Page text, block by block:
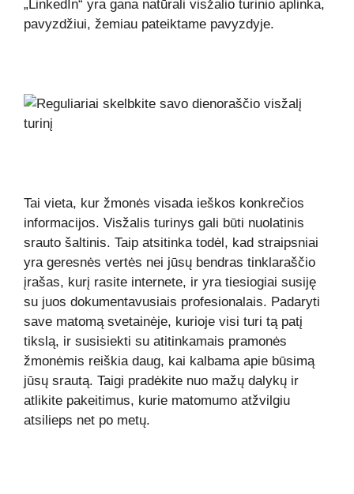
„LinkedIn“ yra gana natūrali visžalio turinio aplinka,
pavyzdžiui, žemiau pateiktame pavyzdyje.
Tai vieta, kur žmonės visada ieškos konkrečios
informacijos. Visžalis turinys gali būti nuolatinis
srauto šaltinis. Taip atsitinka todėl, kad straipsniai
yra geresnės vertės nei jūsų bendras tinklaraščio
įrašas, kurį rasite internete, ir yra tiesiogiai susiję
su juos dokumentavusiais profesionalais. Padaryti
save matomą svetainėje, kurioje visi turi tą patį
tikslą, ir susisiekti su atitinkamais pramonės
žmonėmis reiškia daug, kai kalbama apie būsimą
jūsų srautą. Taigi pradėkite nuo mažų dalykų ir
atlikite pakeitimus, kurie matomumo atžvilgiu
atsilieps net po metų.